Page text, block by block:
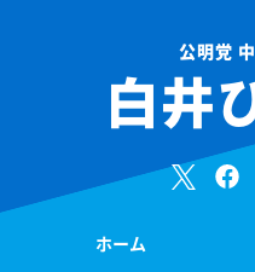
ホーム
公明党
白井